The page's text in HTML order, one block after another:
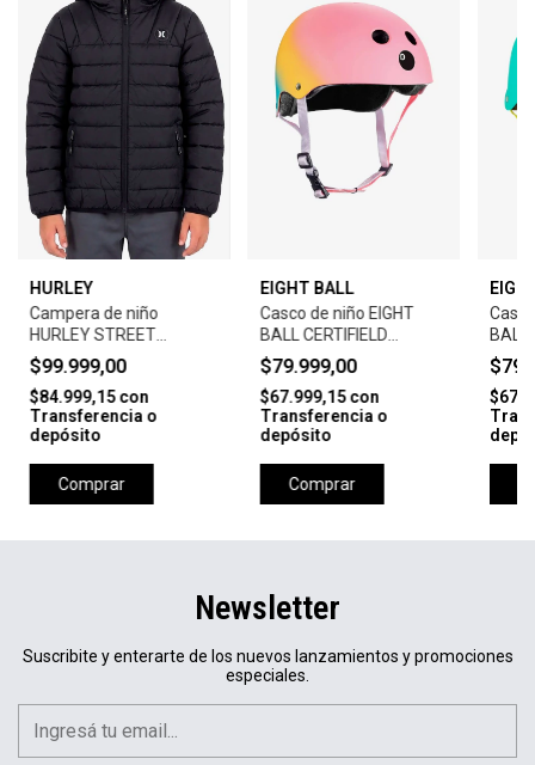
HURLEY
Campera de niño
HURLEY STREET
PUFFER JR. - BLACK
$99.999,00
$84.999,15con
Transferencia o
depósito
Comprar
EIGHT BALL
Casco de niño EIGHT
BALL CERTIFIELD
HELMET-SHAVED ICE
$79.999,00
$67.999,15con
Transferencia o
depósito
Comprar
BALL
Newsletter
Suscribite y enterarte de los nuevos lanzamientos y promociones
especiales.